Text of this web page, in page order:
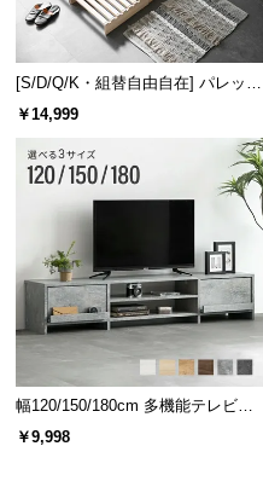
[S/D/Q/K・組替自由自在] パレット
ベッド 8/12/16枚セット
￥14,999
幅120/150/180cm 多機能テレビボ
ード 木目/石目調 オープン収納・
￥9,998